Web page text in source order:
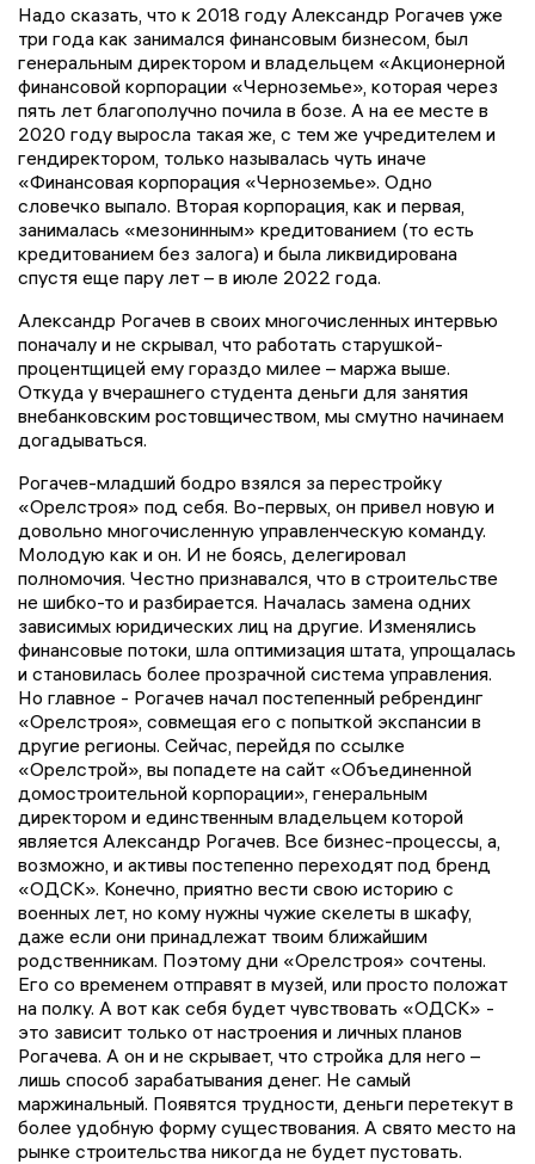
Надо сказать, что к 2018 году Александр Рогачев уже
три года как занимался финансовым бизнесом, был
генеральным директором и владельцем «Акционерной
финансовой корпорации «Черноземье», которая через
пять лет благополучно почила в бозе. А на ее месте в
2020 году выросла такая же, с тем же учредителем и
гендиректором, только называлась чуть иначе
«Финансовая корпорация «Черноземье». Одно
словечко выпало. Вторая корпорация, как и первая,
занималась «мезонинным» кредитованием (то есть
кредитованием без залога) и была ликвидирована
спустя еще пару лет – в июле 2022 года.
Александр Рогачев в своих многочисленных интервью
поначалу и не скрывал, что работать старушкой-
процентщицей ему гораздо милее – маржа выше.
Откуда у вчерашнего студента деньги для занятия
внебанковским ростовщичеством, мы смутно начинаем
догадываться.
Рогачев-младший бодро взялся за перестройку
«Орелстроя» под себя. Во-первых, он привел новую и
довольно многочисленную управленческую команду.
Молодую как и он. И не боясь, делегировал
полномочия. Честно признавался, что в строительстве
не шибко-то и разбирается. Началась замена одних
зависимых юридических лиц на другие. Изменялись
финансовые потоки, шла оптимизация штата, упрощалась
и становилась более прозрачной система управления.
Но главное - Рогачев начал постепенный ребрендинг
«Орелстроя», совмещая его с попыткой экспансии в
другие регионы. Сейчас, перейдя по ссылке
«Орелстрой», вы попадете на сайт «Объединенной
домостроительной корпорации», генеральным
директором и единственным владельцем которой
является Александр Рогачев. Все бизнес-процессы, а,
возможно, и активы постепенно переходят под бренд
«ОДСК». Конечно, приятно вести свою историю с
военных лет, но кому нужны чужие скелеты в шкафу,
даже если они принадлежат твоим ближайшим
родственникам. Поэтому дни «Орелстроя» сочтены.
Его со временем отправят в музей, или просто положат
на полку. А вот как себя будет чувствовать «ОДСК» -
это зависит только от настроения и личных планов
Рогачева. А он и не скрывает, что стройка для него –
лишь способ зарабатывания денег. Не самый
маржинальный. Появятся трудности, деньги перетекут в
более удобную форму существования. А свято место на
рынке строительства никогда не будет пустовать.